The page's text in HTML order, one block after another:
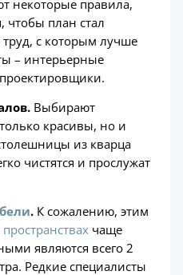
некоторые правила,
чтобы план стал
с которым лучше
– интерьерные
Выбирают
красивы, но и
из кварца
чистятся и прослужат
. К сожалению, этим
чаще
являются всего 2
Редкие специалисты